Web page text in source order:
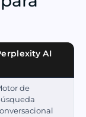
AI
de